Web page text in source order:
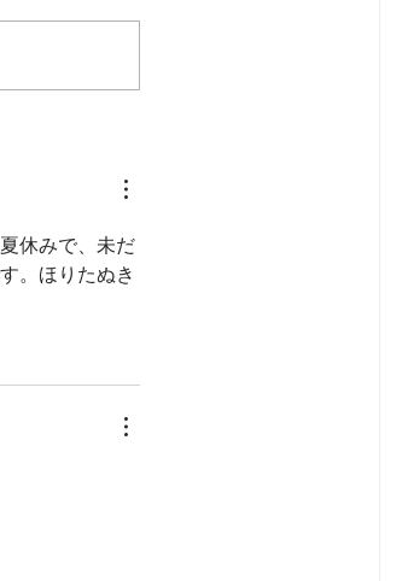
理・お餅・すき焼き・カニ・お寿
休みで、未だ
。ほりたぬき